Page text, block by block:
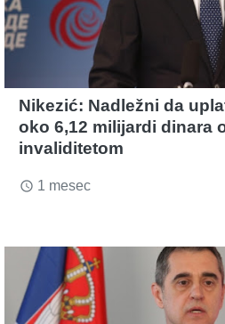
Nikezić: Nadležni da
oko 6,12 milijardi dinara
invaliditetom
access_time 1 mesec